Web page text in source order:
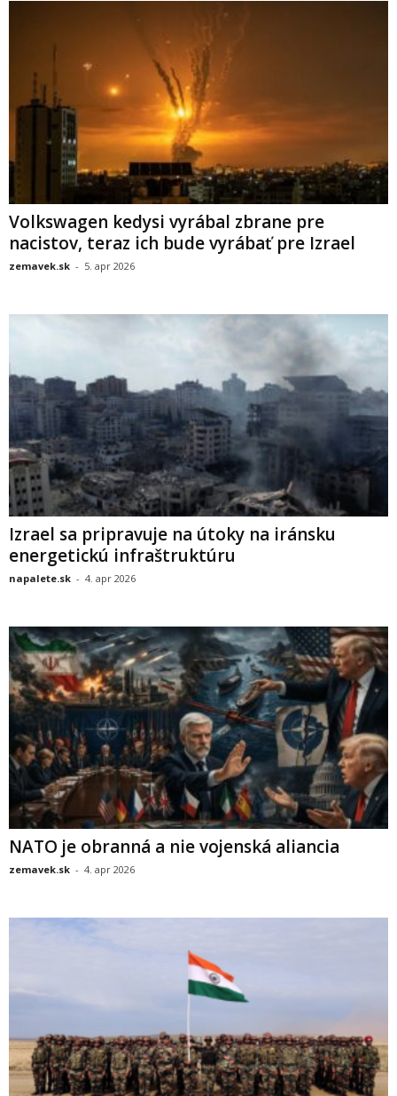
Volkswagen kedysi vyrábal zbrane pre
nacistov, teraz ich bude vyrábať pre Izrael
zemavek.sk - 5. apr 2026
Izrael sa pripravuje na útoky na iránsku
energetickú infraštruktúru
napalete.sk - 4. apr 2026
NATO je obranná a nie vojenská aliancia
zemavek.sk - 4. apr 2026